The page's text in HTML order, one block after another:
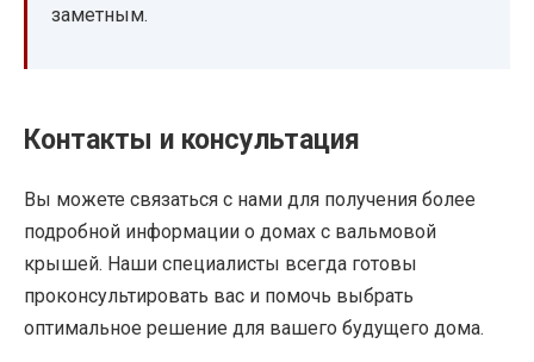
заметным.
Контакты и консультация
Вы можете связаться с нами для получения более
подробной информации о домах с вальмовой
крышей. Наши специалисты всегда готовы
проконсультировать вас и помочь выбрать
оптимальное решение для вашего будущего дома.